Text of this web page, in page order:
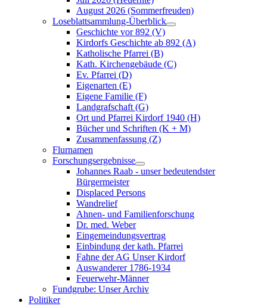
August 2026 (Sommerfreuden)
Loseblattsammlung-Überblick
Geschichte vor 892 (V)
Kirdorfs Geschichte ab 892 (A)
Katholische Pfarrei (B)
Kath. Kirchengebäude (C)
Ev. Pfarrei (D)
Eigenarten (E)
Eigene Familie (F)
Landgrafschaft (G)
Ort und Pfarrei Kirdorf 1940 (H)
Bücher und Schriften (K + M)
Zusammenfassung (Z)
Flurnamen
Forschungsergebnisse
Johannes Raab - unser bedeutendster
Bürgermeister
Displaced Persons
Wandrelief
Ahnen- und Familienforschung
Dr. med. Weber
Eingemeindungsvertrag
Einbindung der kath. Pfarrei
Fahne der AG Unser Kirdorf
Auswanderer 1786-1934
Feuerwehr-Männer
Fundgrube: Unser Archiv
Politiker